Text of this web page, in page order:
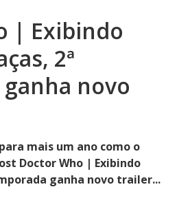
| Exibindo
2ª
novo
mais um ano como o
Doctor Who | Exibindo
ganha novo trailer...